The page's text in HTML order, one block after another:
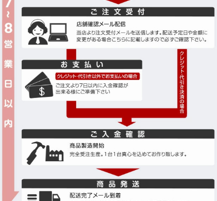
適
式
※ 適合する年式以外のご使用はお控えください。
合
式
M20系
※ 適合する型式以外のご使用はお控えください。
商
構
成
専用フロアマット 4枚(運転席 1枚/助手席 1枚/セカンドシート 1枚/サードシート
品
明
日産 NV200バネットワゴン専用のフロアマットは、7人乗りのM20系にぴったり
のアクセサリーです。日本製の高品質な素材を使用し、耐久性と快適性を兼ね備
えています。専用設計により、車内にぴったりとフィットし、ドレスアップ効果
も抜群です。内装をスタイリッシュにカスタムし、快適なドライブをサポートし
ます。
・ガードマット未装着の車体形状を必ずご確認くださいませ。
・納期につきましては弊社からのメールをご確認くださいませ。